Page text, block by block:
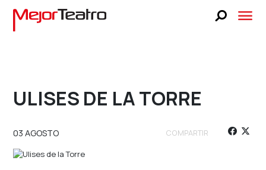
LUCKY STAGE
NOSOTROS
BUSCA TUS BOLETOS
ULISES DE LA TORRE
03 AGOSTO COMPARTIR